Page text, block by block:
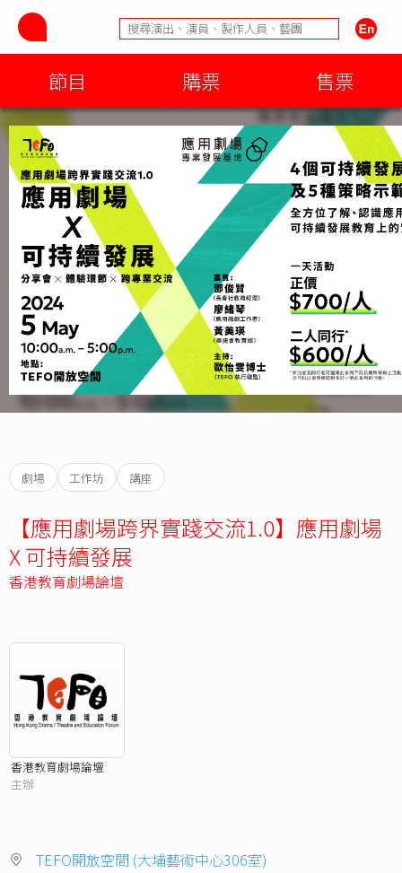
節目 購票 售票
劇場 工作坊 講座
【應用劇場跨界實踐交流1.0】應用劇場
X 可持續發展
香港教育劇場論壇
香港教育劇場論壇
主辦
TEFO開放空間 (大埔藝術中心306室)